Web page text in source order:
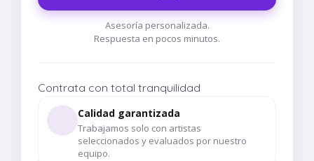
Asesoría personalizada.
Respuesta en pocos minutos.
Contrata con total tranquilidad
Calidad garantizada
Trabajamos solo con artistas
seleccionados y evaluados por nuestro
equipo.